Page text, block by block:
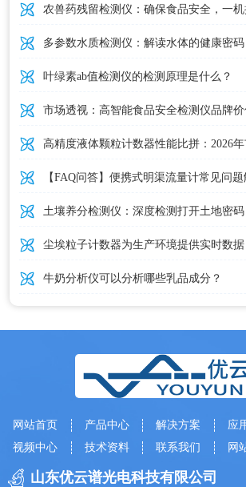
多参数水质检测仪：解读水体的健康密码
叶绿素ab值检测仪的检测原理是什么？
土壤养分检测仪：深度检测打开土地密码
尘埃粒子计数器为生产环境提供实时数据
牛奶分析仪可以分析哪些乳品成分？
网站首页 产品中心 解决方案 应
视频中心
技术资料 联系我们 网
山东优云谱光电科技有限公司